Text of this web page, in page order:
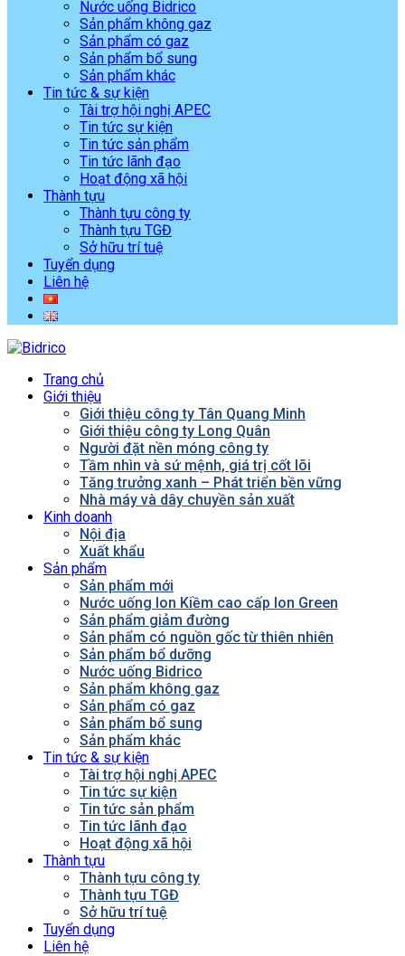
Nước uống Bidrico
Sản phẩm không gaz
Sản phẩm có gaz
Sản phẩm bổ sung
Sản phẩm khác
Tin tức & sự kiện
Tài trợ hội nghị APEC
Tin tức sự kiện
Tin tức sản phẩm
Tin tức lãnh đạo
Hoạt động xã hội
Thành tựu
Thành tựu công ty
Thành tựu TGĐ
Sở hữu trí tuệ
Tuyển dụng
Liên hệ
Trang chủ
Giới thiệu
Giới thiệu công ty Tân Quang Minh
Giới thiệu công ty Long Quân
Người đặt nền móng công ty
Tầm nhìn và sứ mệnh, giá trị cốt lõi
Tăng trưởng xanh – Phát triển bền vững
Nhà máy và dây chuyền sản xuất
Kinh doanh
Nội địa
Xuất khẩu
Sản phẩm
Sản phẩm mới
Nước uống Ion Kiềm cao cấp Ion Green
Sản phẩm giảm đường
Sản phẩm có nguồn gốc từ thiên nhiên
Sản phẩm bổ dưỡng
Nước uống Bidrico
Sản phẩm không gaz
Sản phẩm có gaz
Sản phẩm bổ sung
Sản phẩm khác
Tin tức & sự kiện
Tài trợ hội nghị APEC
Tin tức sự kiện
Tin tức sản phẩm
Tin tức lãnh đạo
Hoạt động xã hội
Thành tựu
Thành tựu công ty
Thành tựu TGĐ
Sở hữu trí tuệ
Tuyển dụng
Liên hệ